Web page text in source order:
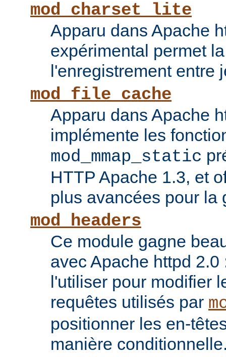
mod_charset_lite
Apparu dans Apache
expérimental permet
l'enregistrement entre
mod_file_cache
Apparu dans Apache
implémente les
mod_mmap_static
HTTP Apache 1.3, et
plus avancées pour la
mod_headers
Ce module gagne
avec Apache httpd
l'utiliser pour modifier
requêtes utilisés par
positionner les en-
manière